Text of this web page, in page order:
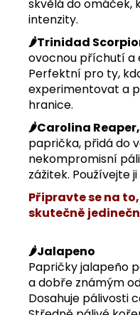
skvělá do omáček,
intenzity.
🌶️Trinidad
ovocnou příchutí a
Perfektní pro ty,
experimentovat a
hranice.
🌶️Carolina Reaper,
paprička, přidá do
nekompromisní
zážitek. Používejte
Připravte se na
skutečně
🌶️Jalapeno
Papričky jalapeño
a dobře známým
Dosahuje pálivosti